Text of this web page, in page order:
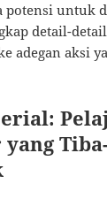
untuk
detail-
adegan aksi